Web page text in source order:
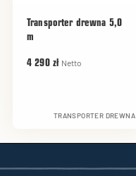
Transporter drewna 5,0
m
4 290 zł Netto
TRANSPORTER DREWNA